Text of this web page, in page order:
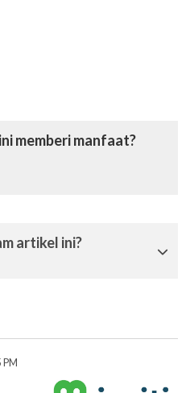
memberi manfaat?
artikel ini?